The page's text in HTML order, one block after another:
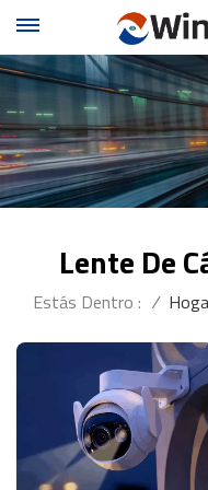
Lente De
Estás Dentro : /